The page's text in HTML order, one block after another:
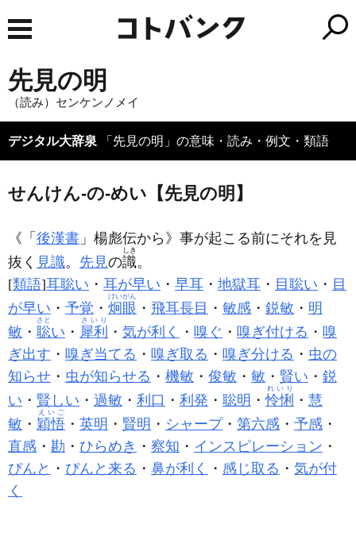
先見の明
（読み）センケンノメイ
デジタル大辞泉 「先見の明」の意味・読み・例文・類語
せんけん‐の‐めい【先見の明】
《「 後漢書 」楊彪伝から》事が起こる前にそれを見
抜く 見識。 先見の識
しき
。
[類語]耳聡い ・ 耳が早い ・ 早耳 ・ 地獄耳 ・ 目聡い ・ 目
が早い ・ 予覚 ・ 炯眼
けいがん
・ 飛耳長目 ・ 敏感 ・ 鋭敏 ・ 明
敏 ・ 聡
さと
い ・ 犀利
さいり
・ 気が利く ・ 嗅ぐ ・ 嗅ぎ付ける ・ 嗅
ぎ出す ・ 嗅ぎ当てる ・ 嗅ぎ取る ・ 嗅ぎ分ける ・ 虫の
知らせ ・ 虫が知らせる ・ 機敏 ・ 俊敏 ・ 敏 ・ 賢い ・ 鋭
い ・ 賢しい ・ 過敏 ・ 利口 ・ 利発 ・ 聡明 ・怜悧
れいり
・ 慧
敏 ・ 穎悟
えいご
・ 英明 ・ 賢明 ・ シャープ・ 第六感 ・ 予感 ・
直感 ・ 勘 ・ ひらめき ・ 察知 ・ インスピレーション ・
ぴんと ・ ぴんと来る ・ 鼻が利く ・ 感じ取る ・ 気が付
く